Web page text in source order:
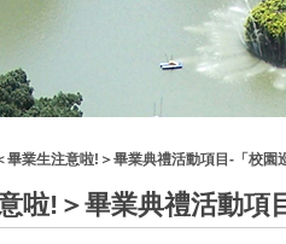
畢業生注意啦!＞畢業典禮活動項目-「校園
啦!＞畢業典禮活動